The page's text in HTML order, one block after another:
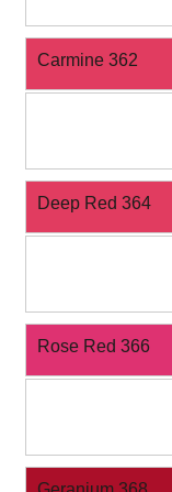
Carmine 362
Deep Red 364
Rose Red 366